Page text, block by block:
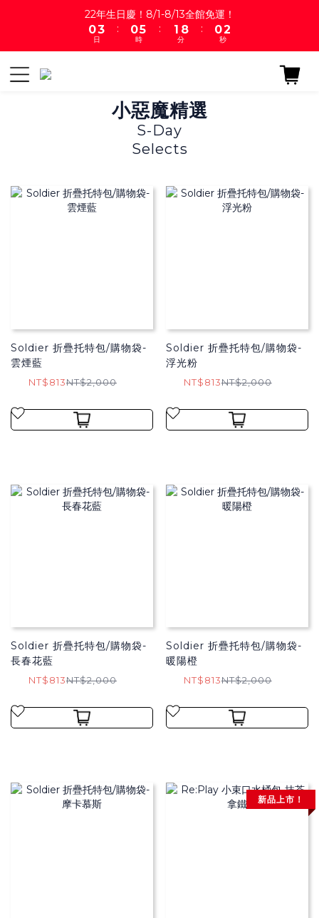
22年生日慶！8/1-8/13全館免運！
1
0
4
3
2
日
:
1
0
6
5
4
0
時
:
2
1
0
9
8
7
3
2
0
分
:
1
0
2
1
0
秒
小惡魔精選
S-Day
Selects
Soldier 折疊托特包/購物袋​-
雲煙藍
NT$813NT$2,000
Soldier 折疊托特包/購物袋​-
浮光粉
NT$813NT$2,000
Soldier 折疊托特包/購物袋​-
長春花藍
NT$813NT$2,000
Soldier 折疊托特包/購物袋​-
暖陽橙
NT$813NT$2,000
新品上市！